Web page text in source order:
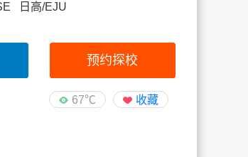
日高/EJU
预约探校
67℃ 收藏